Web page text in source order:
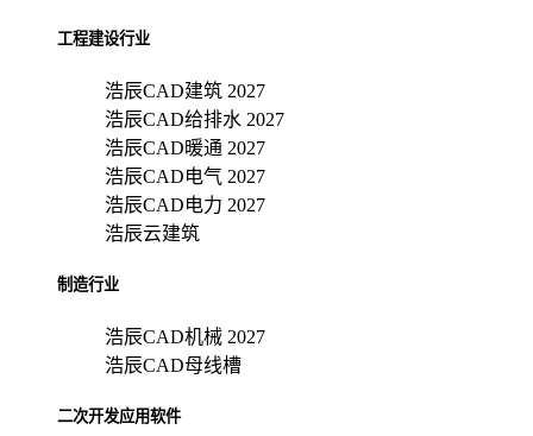
工程建设行业
浩辰CAD建筑 2027
浩辰CAD给排水 2027
浩辰CAD暖通 2027
浩辰CAD电气 2027
浩辰CAD电力 2027
浩辰云建筑
制造行业
浩辰CAD机械 2027
浩辰CAD母线槽
二次开发应用软件